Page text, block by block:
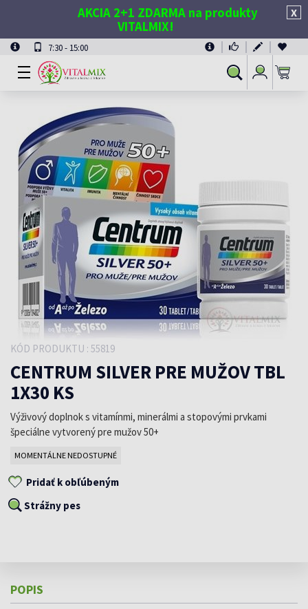
X
AKCIA 2+1 ZDARMA na produkty
VITALMIX!
7:30 - 15:00
Vyhľadávanie
Prihlásiť
sa
KÓD PRODUKTU : 55819
CENTRUM SILVER PRE MUŽOV TBL
1X30 KS
Výživový doplnok s vitamínmi, minerálmi a stopovými prvkami
špeciálne vytvorený pre mužov 50+
MOMENTÁLNE NEDOSTUPNÉ
Pridať k obľúbeným
Strážny pes
POPIS